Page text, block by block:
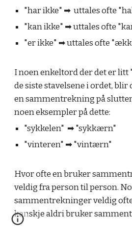
"har ikke" ➡︎ uttales ofte
"kan ikke" ➡︎ uttales ofte
"er ikke" ➡︎ uttales ofte "ækk
I noen enkeltord der det er
de siste stavelsene i ordet,
en sammentrekning på
noen eksempler på dette:
"sykkelen" ➡︎ "sykkærn"
"vinteren" ➡︎ "vintærn"
Hvor ofte en bruker
veldig fra person til person.
sammentrekninger veldig
kanskje aldri bruker